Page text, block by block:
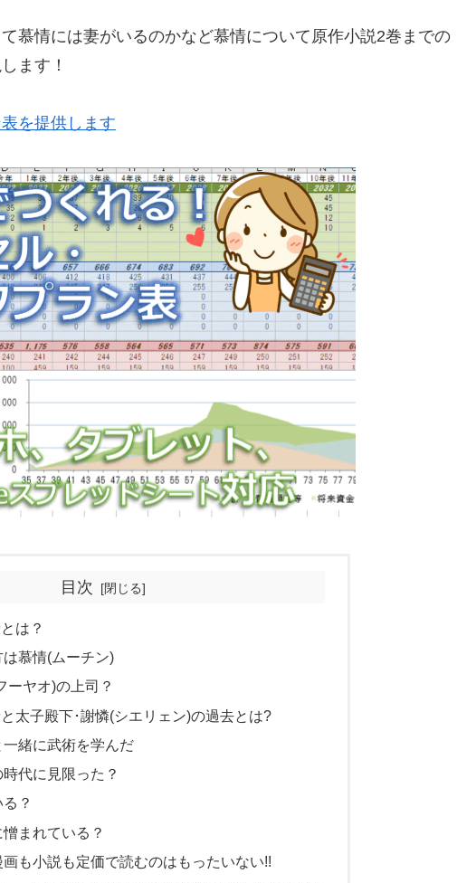
慕情には妻がいるのかなど慕情について原作小説2巻までの
ます！
を提供します
目次
は？
慕情(ムーチン)
ーヤオ)の上司？
太子殿下･謝憐(シエリェン)の過去とは?
緒に武術を学んだ
代に見限った？
？
まれている？
も小説も定価で読むのはもったいない!!